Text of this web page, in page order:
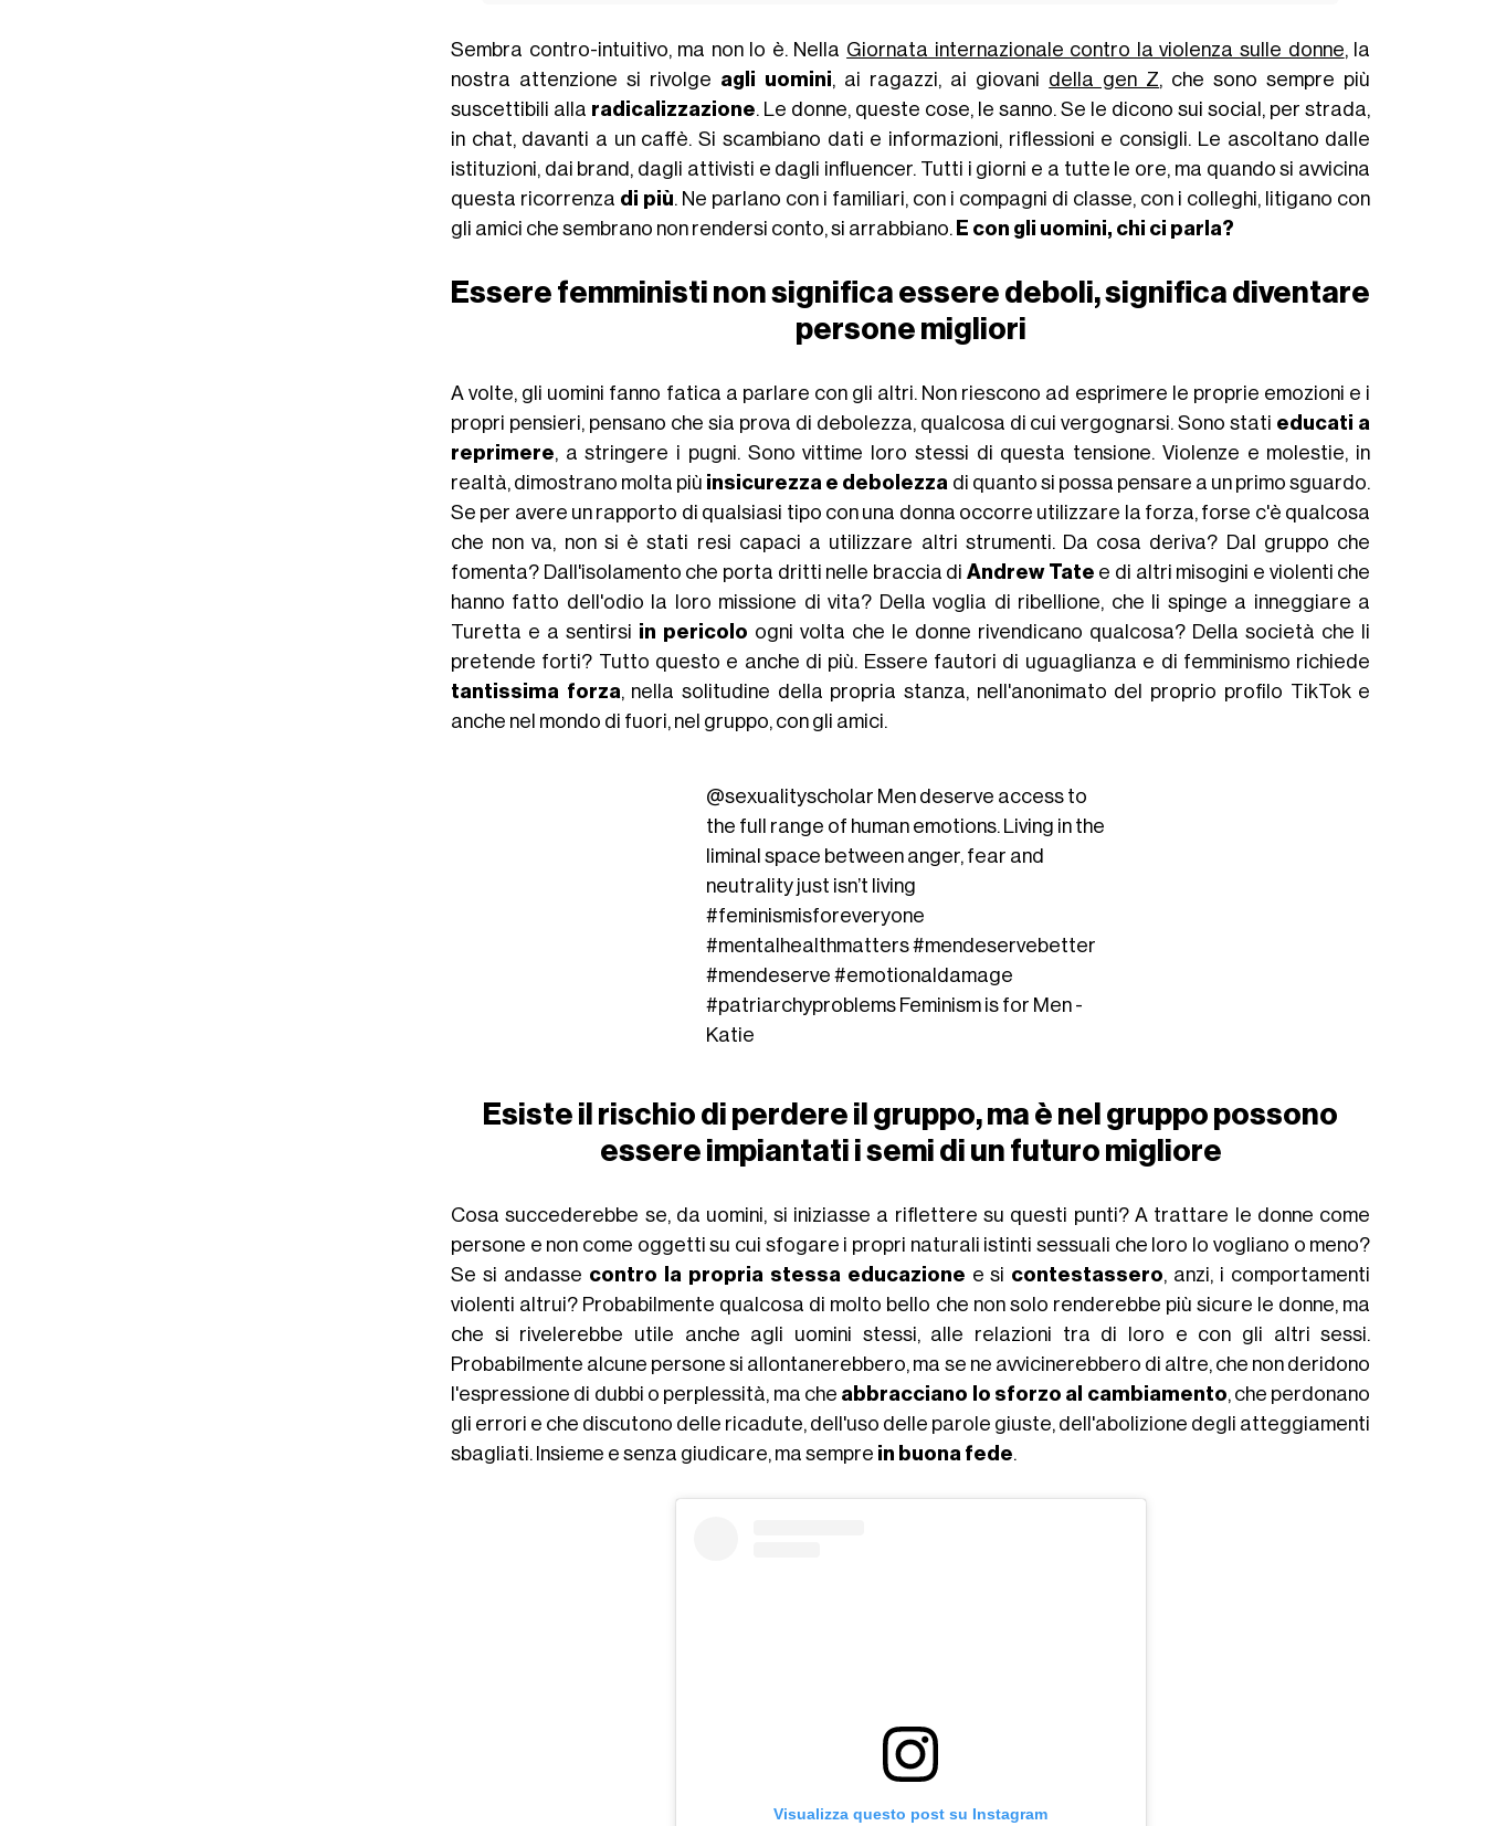
Sembra contro-intuitivo, ma non lo è. Nella Giornata internazionale contro la violenza sulle donne, la
nostra attenzione si rivolge agli uomini, ai ragazzi, ai giovani della gen Z, che sono sempre più
suscettibili alla radicalizzazione. Le donne, queste cose, le sanno. Se le dicono sui social, per strada,
in chat, davanti a un caffè. Si scambiano dati e informazioni, riflessioni e consigli. Le ascoltano dalle
istituzioni, dai brand, dagli attivisti e dagli influencer. Tutti i giorni e a tutte le ore, ma quando si avvicina
questa ricorrenza di più. Ne parlano con i familiari, con i compagni di classe, con i colleghi, litigano con
gli amici che sembrano non rendersi conto, si arrabbiano. E con gli uomini, chi ci parla?
Essere femministi non significa essere deboli, significa diventare
persone migliori
A volte, gli uomini fanno fatica a parlare con gli altri. Non riescono ad esprimere le proprie emozioni e i
propri pensieri, pensano che sia prova di debolezza, qualcosa di cui vergognarsi. Sono stati educati a
reprimere, a stringere i pugni. Sono vittime loro stessi di questa tensione. Violenze e molestie, in
realtà, dimostrano molta più insicurezza e debolezza di quanto si possa pensare a un primo sguardo.
Se per avere un rapporto di qualsiasi tipo con una donna occorre utilizzare la forza, forse c'è qualcosa
che non va, non si è stati resi capaci a utilizzare altri strumenti. Da cosa deriva? Dal gruppo che
fomenta? Dall'isolamento che porta dritti nelle braccia diAndrew Tate e di altri misogini e violenti che
hanno fatto dell'odio la loro missione di vita? Della voglia di ribellione, che li spinge a inneggiare a
Turetta e a sentirsi in pericolo ogni volta che le donne rivendicano qualcosa? Della società che li
pretende forti? Tutto questo e anche di più. Essere fautori di uguaglianza e di femminismo richiede
tantissima forza, nella solitudine della propria stanza, nell'anonimato del proprio profilo TikTok e
anche nel mondo di fuori, nel gruppo, con gli amici.
@sexualityscholar Men deserve access to
the full range of human emotions. Living in the
liminal space between anger, fear and
neutrality just isn’t living
#feminismisforeveryone
#mentalhealthmatters#mendeservebetter
#mendeserve #emotionaldamage
#patriarchyproblems Feminism is for Men -
Katie
Esiste il rischio di perdere il gruppo, ma è nel gruppo possono
essere impiantati i semi di un futuro migliore
Cosa succederebbe se, da uomini, si iniziasse a riflettere su questi punti? A trattare le donne come
persone e non come oggetti su cui sfogare i propri naturali istinti sessuali che loro lo vogliano o meno?
Se si andasse contro la propria stessa educazione e si contestassero , anzi, i comportamenti
violenti altrui? Probabilmente qualcosa di molto bello che non solo renderebbe più sicure le donne, ma
che si rivelerebbe utile anche agli uomini stessi, alle relazioni tra di loro e con gli altri sessi.
Probabilmente alcune persone si allontanerebbero, ma se ne avvicinerebbero di altre, che non deridono
l'espressione di dubbi o perplessità, ma che abbracciano lo sforzo al cambiamento , che perdonano
gli errori e che discutono delle ricadute, dell'uso delle parole giuste, dell'abolizione degli atteggiamenti
sbagliati. Insieme e senza giudicare, ma sempre in buona fede
Visualizza questo post su Instagram